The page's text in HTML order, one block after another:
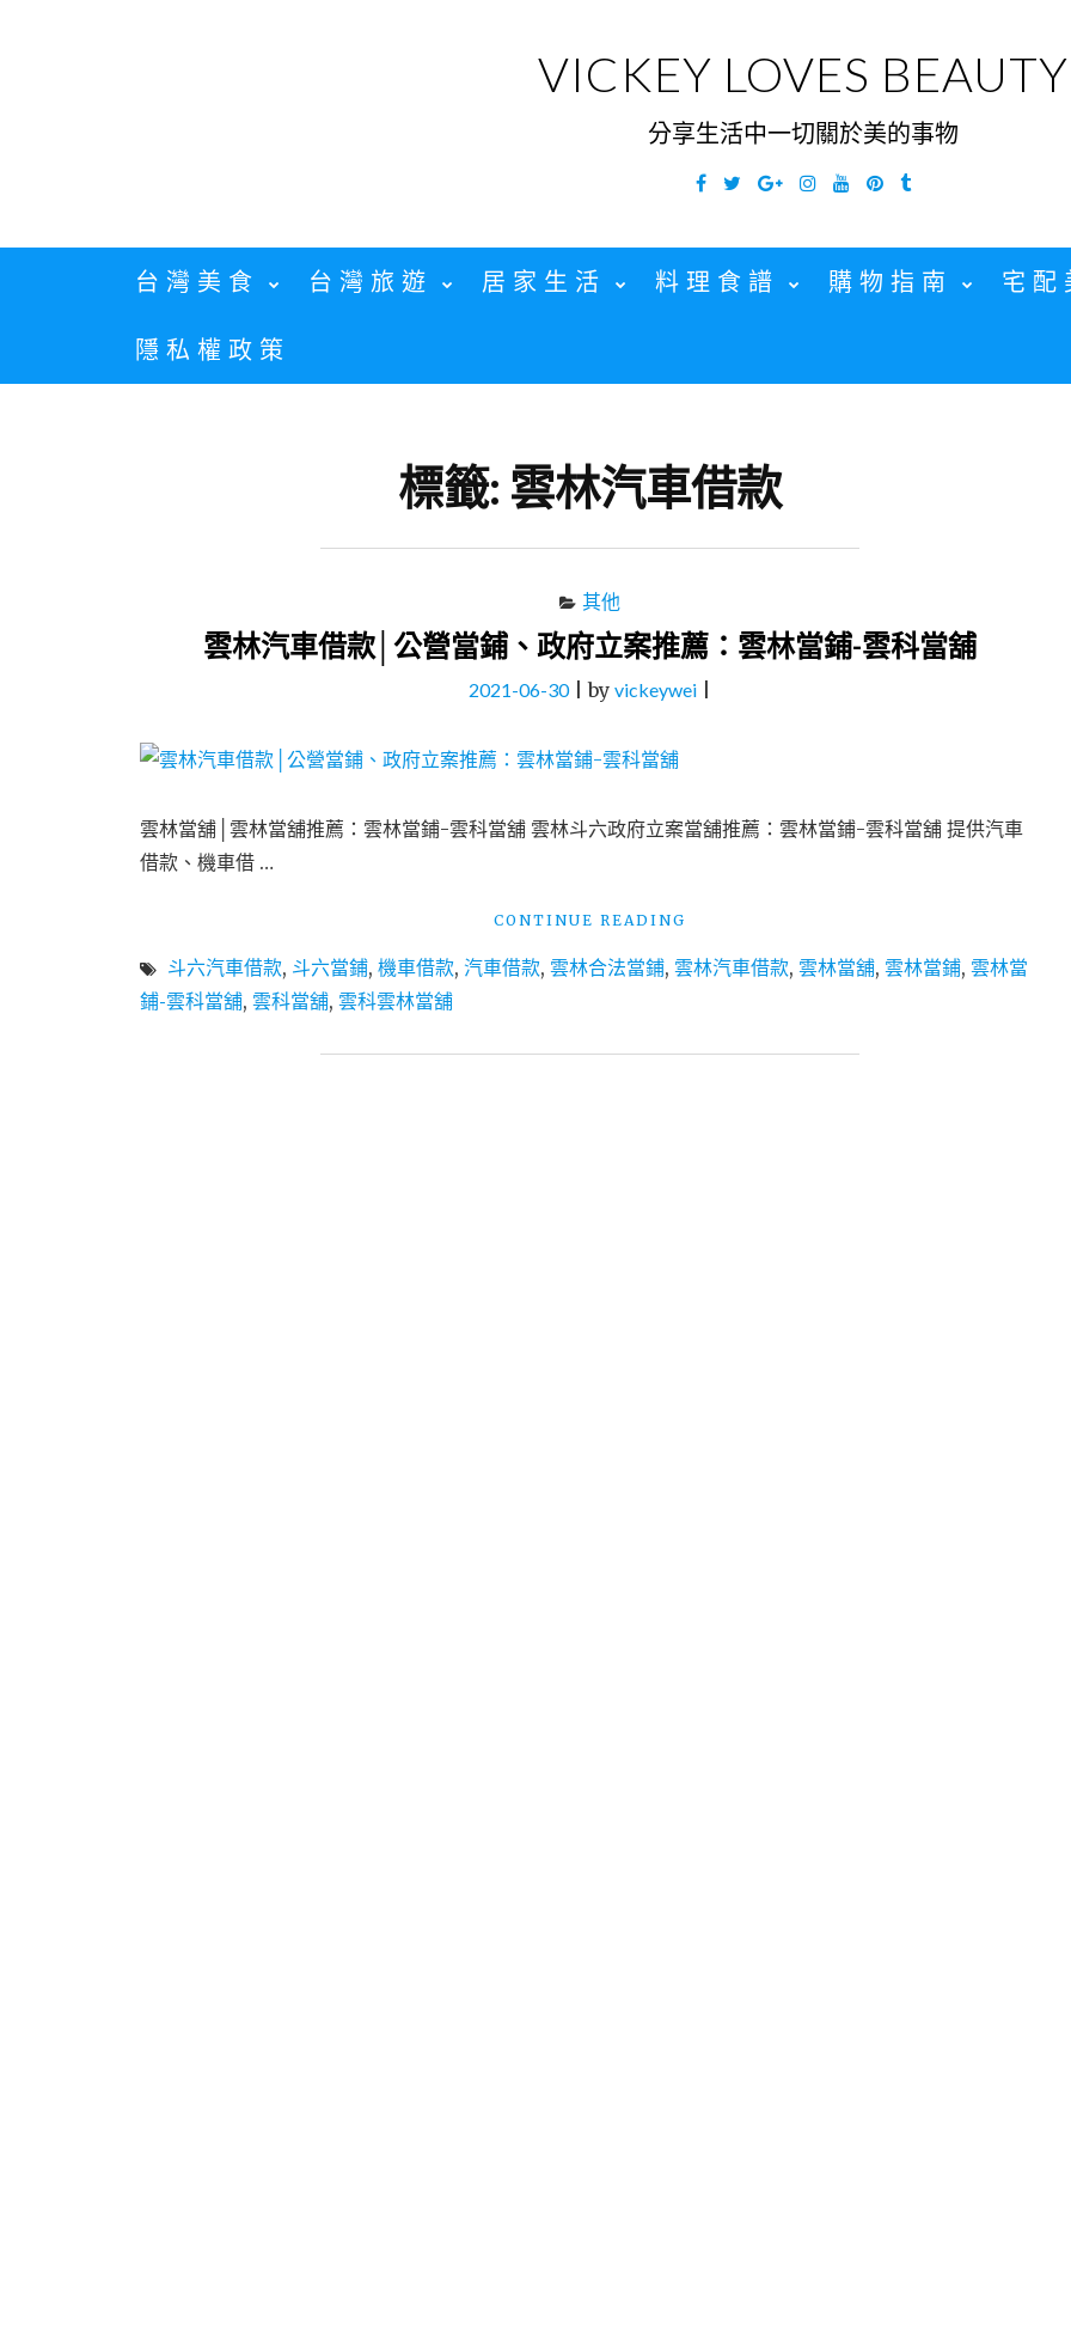
VICKEY LOVES BEAUTY
分享生活中一切關於美的事物
Facebook
TwitterGoogleInstagramYouTubePinterest
Tumblr
台灣美食 台灣旅遊 居家生活 料理食譜 購物指南 宅配
隱私權政策
標籤: 雲林汽車借款
其他
雲林汽車借款│公營當鋪、政府立案推薦：雲林當鋪-雲科當舖
2021-06-30|by vickeywei
雲林當舖│雲林當舖推薦：雲林當鋪-雲科當舖 雲林斗六政府立案當舖推薦：雲林當鋪-雲科當舖 提供汽車
借款、機車借 …
CONTINUE READING
汽
斗六汽車借款, 斗六當鋪, 機車借款, 汽車借款, 雲林合法當鋪, 雲林汽車借款, 雲林當舖, 雲林當鋪, 雲林當
鋪-雲科當舖, 雲科當舖, 雲科雲林當舖